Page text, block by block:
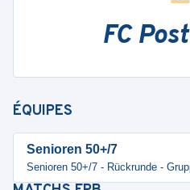
FC
ÉQUIPES
Senioren 50+/7
Senioren 50+/7 - Rückrunde -